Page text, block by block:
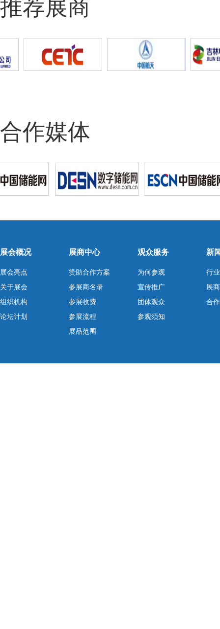
推荐展商
合作媒体
展会概况
展会亮点
关于展会
组织机构
论坛计划
展商中心
赞助合作方案
参展商名录
参展收费
参展流程
展品范围
观众服务
为何参观
宣传推广
团体观众
参观须知
新
行
展
合